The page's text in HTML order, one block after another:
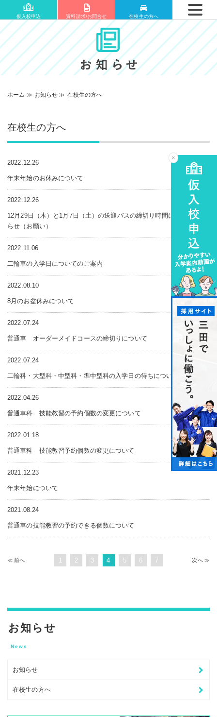
仮入校申込 資料請求/お問合せ 在校生の方へ
ホーム ≫ お知らせ ≫ 在校生の方へ
在校生の方へ
2022.12.26
年末年始のお休みについて
2022.12.26
12月29日（木）と1月7日（土）の送迎バスの締切り時間についてお知
らせ（お願い）
2022.11.06
二輪車の入学日についてのご案内
2022.08.10
8月のお盆休みについて
2022.07.24
普通車 オーダーメイドコースの締切りについて
2022.07.24
二輪科・大型科・中型科・準中型科の入学日の待ちについて
2022.04.26
普通車科 技能教習の予約個数の変更について
2022.01.18
普通車科 技能教習予約個数の変更について
2021.12.23
年末年始について
2021.08.24
普通車の技能教習の予約できる個数について
≪ 前へ 1 2 3 4 5 6 7 次へ ≫
お知らせ
News
お知らせ
在校生の方へ
×